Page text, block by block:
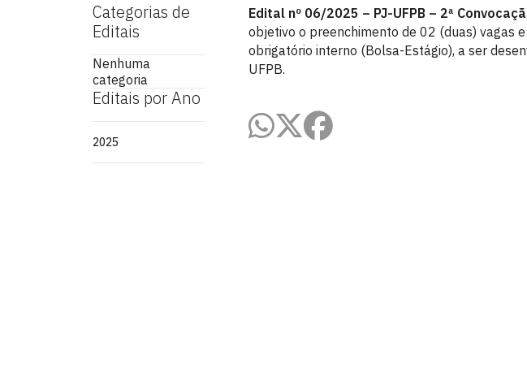
Categorias de
Editais
Nenhuma
categoria
Editais por Ano
2025
Edital nº 06/2025 – PJ-UFPB – 2ª
objetivo o preenchimento de 02 (duas) vagas
obrigatório interno (Bolsa-Estágio), a ser
UFPB.